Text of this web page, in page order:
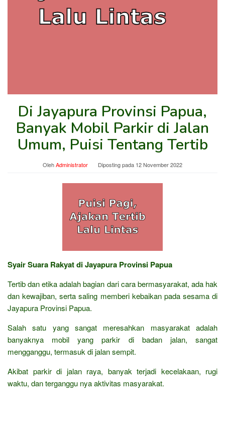
Di Jayapura Provinsi Papua,
Banyak Mobil Parkir di Jalan
Umum, Puisi Tentang Tertib
OlehAdministrator Diposting pada 12 November 2022
Syair Suara Rakyat di Jayapura Provinsi Papua
Tertib dan etika adalah bagian dari cara bermasyarakat, ada hak
dan kewajiban, serta saling memberi kebaikan pada sesama di
Jayapura Provinsi Papua.
Salah satu yang sangat meresahkan masyarakat adalah
banyaknya mobil yang parkir di badan jalan, sangat
mengganggu, termasuk di jalan sempit.
Akibat parkir di jalan raya, banyak terjadi kecelakaan, rugi
waktu, dan terganggu nya aktivitas masyarakat.